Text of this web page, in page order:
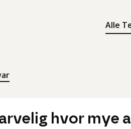
Alle
Søk
hvor mye